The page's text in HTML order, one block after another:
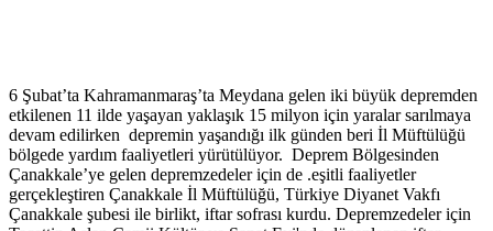
6 Şubat’ta Kahramanmaraş’ta Meydana gelen iki büyük depremden
etkilenen 11 ilde yaşayan yaklaşık 15 milyon için yaralar sarılmaya
devam edilirken depremin yaşandığı ilk günden beri İl Müftülüğü
bölgede yardım faaliyetleri yürütülüyor. Deprem Bölgesinden
Çanakkale’ye gelen depremzedeler için de .eşitli faaliyetler
gerçekleştiren Çanakkale İl Müftülüğü, Türkiye Diyanet Vakfı
Çanakkale şubesi ile birlikt, iftar sofrası kurdu. Depremzedeler için